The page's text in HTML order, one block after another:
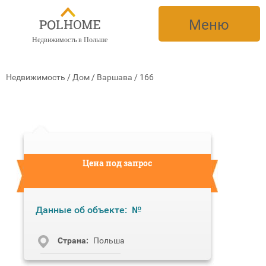
Недвижимость в Польше
Меню
Недвижимость / Дом / Варшава / 166
Цена под запрос
Данные об объекте: №
Cтрана: Польша